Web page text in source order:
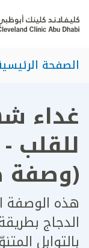
الصفحة
غداء
للقلب
(وصفة
هذه الوصفة
الدجاج
بالتوابل